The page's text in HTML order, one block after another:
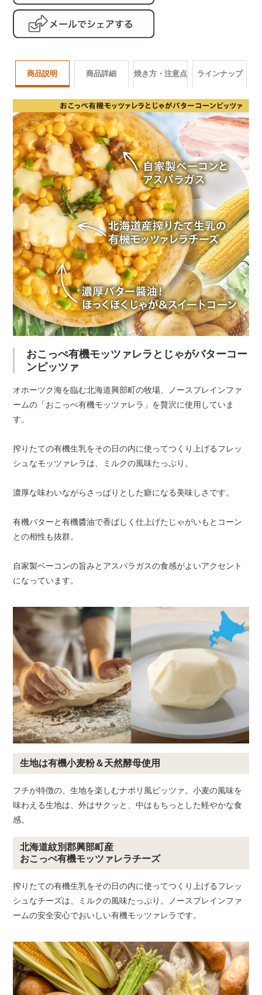
商品説明
おこっぺ有機モッツァレラとじゃがバターコー
ンピッツァ
オホーツク海を臨む北海道興部町の牧場、ノースプレインファ
ームの「おこっぺ有機モッツァレラ」を贅沢に使用していま
す。
搾りたての有機生乳をその日の内に使ってつくり上げるフレッ
シュなモッツァレラは、ミルクの風味たっぷり。
濃厚な味わいながらさっぱりとした癖になる美味しさです。
有機バターと有機醬油で香ばしく仕上げたじゃがいもとコーン
との相性も抜群。
自家製ベーコンの旨みとアスパラガスの食感がよいアクセント
になっています。
生地は有機小麦粉＆天然酵母使用
フチが特徴の、生地を楽しむナポリ風ピッツァ。小麦の風味を
味わえる生地は、外はサクッと、中はもちっとした軽やかな食
感。
北海道紋別郡興部町産
おこっぺ有機モッツァレラチーズ
搾りたての有機生乳をその日の内に使ってつくり上げるフレッ
シュなチーズは、ミルクの風味たっぷり。ノースプレインファ
ームの安全安心でおいしい有機モッツァレラです。
商品詳細
商品番号 pizza052
名称 冷凍ピザ
製造元 薬糧開発株式会社
原産国 日本
原材料
小麦粉（国内製造）、鶏卵
ン、じゃがいも、ナチュラ
ネーズ、ベーコン、バター
パラガス、たまねぎ、濃口
糖、植物油、酵母、白コシ
小麦・卵・乳成分・大豆・
※輸入状況により材料が変
ございます。
商品サイズ
18cm前後
賞味期限
発送後30日保証 ※発送日を
保存方法
・冷凍（−18℃以下）にて
・開封後は賞味期限に関わ
ギフト包装
○熨斗
詳
広告文責 薬糧開発株式会社（0120-
焼き方・注意点 ラインナップ
ラインナップ
ズワイガニと蝦
夷アワビのクリ
ームソース
ズワイガニと道
産ホタテのトマ
トソース
おこ
ッツ
ゃが
ン
マルゲリータ ジェノベーゼ
クア
プレミアム
マルゲリータ
プレミアム
クアトロフォル
ジェ